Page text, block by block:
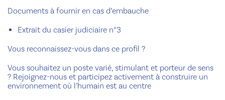
Documents à fournir en cas d’embauche
Extrait du casier judiciaire n°3
Vous reconnaissez-vous dans ce profil ?
Vous souhaitez un poste varié, stimulant et porteur de sens
? Rejoignez-nous et participez activement à construire un
environnement où l’humain est au centre